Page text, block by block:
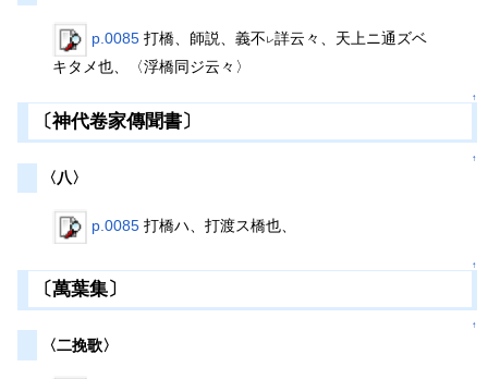
p.0085 打橋、師説、義不 レ詳云々、天上ニ通ズベ
キタメ也、〈浮橋同ジ云々〉
↑
〔神代卷家傳聞書〕
↑
〈八〉
p.0085 打橋ハ、打渡ス橋也、
↑
〔萬葉集〕
↑
〈二挽歌〉